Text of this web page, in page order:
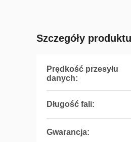
Szczegóły produktu
Prędkość przesyłu
danych:
Długość fali:
Gwarancja: